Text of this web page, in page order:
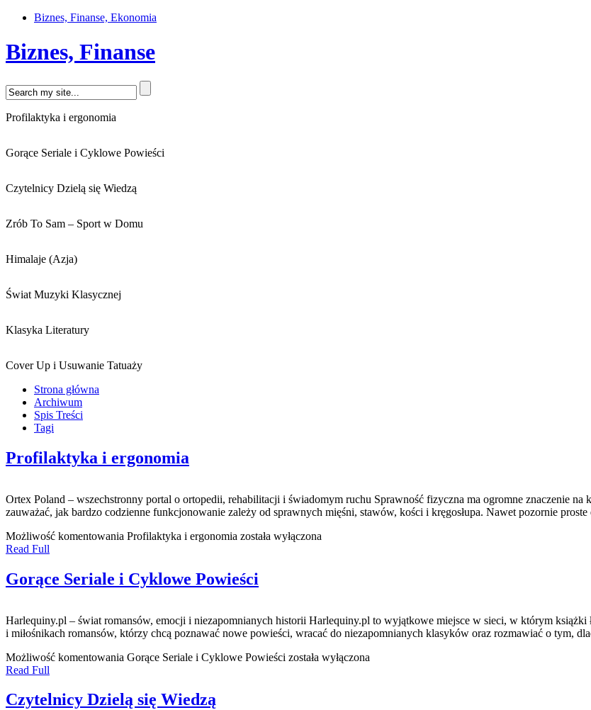
Biznes, Finanse, Ekonomia
Biznes, Finanse
Profilaktyka i ergonomia
Gorące Seriale i Cyklowe Powieści
Czytelnicy Dzielą się Wiedzą
Zrób To Sam – Sport w Domu
Himalaje (Azja)
Świat Muzyki Klasycznej
Klasyka Literatury
Cover Up i Usuwanie Tatuaży
Strona główna
Archiwum
Spis Treści
Tagi
Profilaktyka i ergonomia
Ortex Poland – wszechstronny portal o ortopedii, rehabilitacji i świadomym ruchu Sprawność fizyczna ma ogromne znaczenie
zauważać, jak bardzo codzienne funkcjonowanie zależy od sprawnych mięśni, stawów, kości i kręgosłupa. Nawet pozornie
Możliwość komentowania Profilaktyka i ergonomia została wyłączona
Read Full
Gorące Seriale i Cyklowe Powieści
Harlequiny.pl – świat romansów, emocji i niezapomnianych historii Harlequiny.pl to wyjątkowe miejsce w sieci, w którym książki
i miłośnikach romansów, którzy chcą poznawać nowe powieści, wracać do niezapomnianych klasyków oraz rozmawiać o tym,
Możliwość komentowania Gorące Seriale i Cyklowe Powieści została wyłączona
Read Full
Czytelnicy Dzielą się Wiedzą